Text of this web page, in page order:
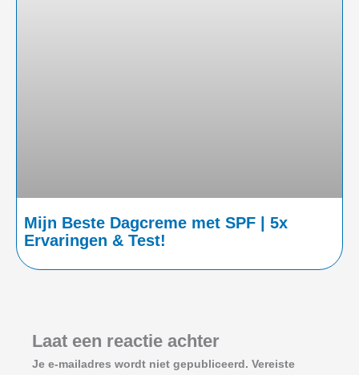
Mijn Beste Dagcreme met SPF | 5x
Ervaringen & Test!
Laat een reactie achter
Je e-mailadres wordt niet gepubliceerd. Vereiste